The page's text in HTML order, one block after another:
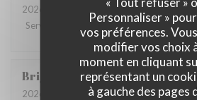
Personnaliser »
vos préférences.
modifier vos choix
moment en cliquant
représentant un
à gauche des pages
2026-07-09
- 12:30 - Couverts 6
Service
Ambiance:5/5 Cuisine: 5/5
Brigitte
2026-07-08
- 12:45 - Couverts 3